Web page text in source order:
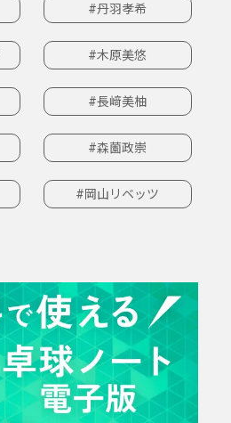
#丹羽孝希
#木原美悠
#長﨑美柚
#森薗政崇
#岡山リベッツ